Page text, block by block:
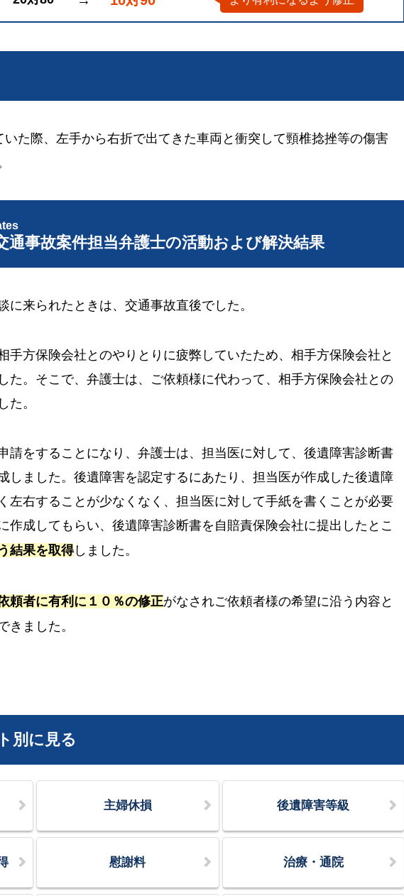
た際、左手から右折で出てきた車両と衝突して頸椎捻挫等の傷害
通事故案件担当弁護士の活動および解決結果
に来られたときは、交通事故直後でした。
手方保険会社とのやりとりに疲弊していたため、相手方保険会社と
た。そこで、弁護士は、ご依頼様に代わって、相手方保険会社との
た。
請をすることになり、弁護士は、担当医に対して、後遺障害診断書
しました。後遺障害を認定するにあたり、担当医が作成した後遺障
左右することが少なくなく、担当医に対して手紙を書くことが必要
作成してもらい、後遺障害診断書を自賠責保険会社に提出したとこ
結果を取得しました。
頼者に有利に１０％の修正がなされご依頼者様の希望に沿う内容と
きました。
別に見る
主婦休損 後遺障害等級
慰謝料 治療・通院